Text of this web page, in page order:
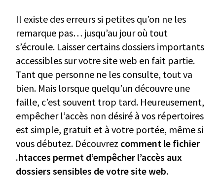
Il existe des erreurs si petites qu’on ne les
remarque pas… jusqu’au jour où tout
s’écroule. Laisser certains dossiers importants
accessibles sur votre site web en fait partie.
Tant que personne ne les consulte, tout va
bien. Mais lorsque quelqu’un découvre une
faille, c’est souvent trop tard. Heureusement,
empêcher l’accès non désiré à vos répertoires
est simple, gratuit et à votre portée, même si
vous débutez. Découvrez comment le fichier
.htacces permet d’empêcher l’accès aux
dossiers sensibles de votre site web.